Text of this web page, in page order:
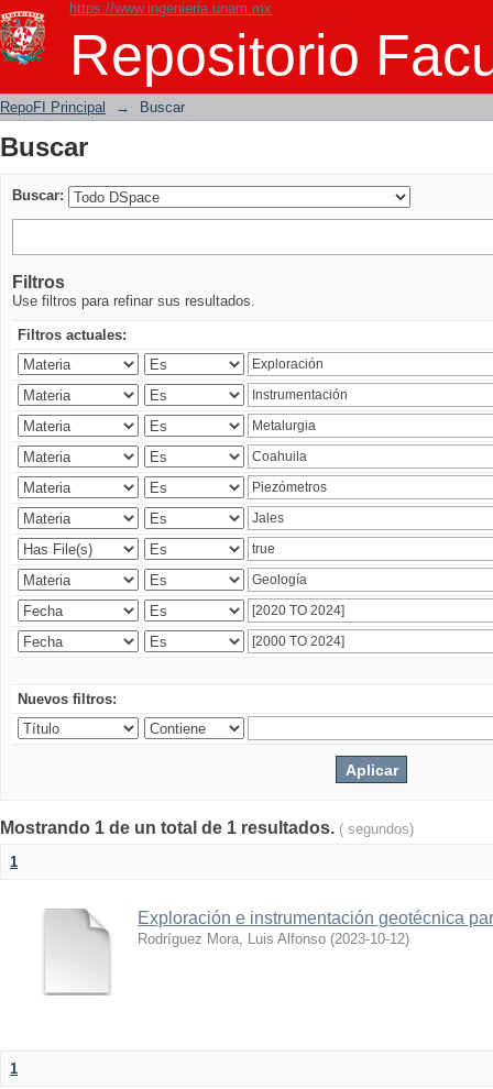
https://www.ingenieria.unam.mx
Repositorio
Buscar
RepoFI Principal → Buscar
Buscar
Buscar:
Filtros
Use filtros para refinar sus resultados.
Filtros actuales:
Nuevos filtros:
Mostrando 1 de un total de 1 resultados. ( segundos)
1
Exploración e instrumentación geotécnica
Rodríguez Mora, Luis Alfonso (2023-10-12)
1